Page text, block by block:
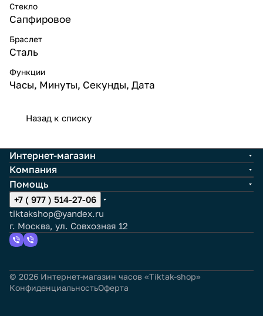
Стекло
Сапфировое
Браслет
Сталь
Функции
Часы, Минуты, Секунды, Дата
Назад к списку
Интернет-магазин
Компания
Помощь
+7 ( 977 ) 514-27-06
tiktakshop@yandex.ru
г. Москва, ул. Совхозная 12
© 2026 Интернет-магазин часов «Tiktak-shop»
КонфиденциальностьОферта